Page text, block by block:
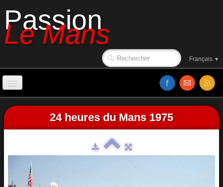
Passion
Le Mans
Français ▼
Accueil
Sorties de piste
Classements
24 heures du Mans 1975